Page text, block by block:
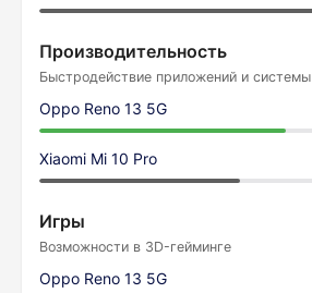
Производительность
Быстродействие приложений и системы
Oppo Reno 13 5G
Xiaomi Mi 10 Pro
Игры
Возможности в 3D-гейминге
Oppo Reno 13 5G